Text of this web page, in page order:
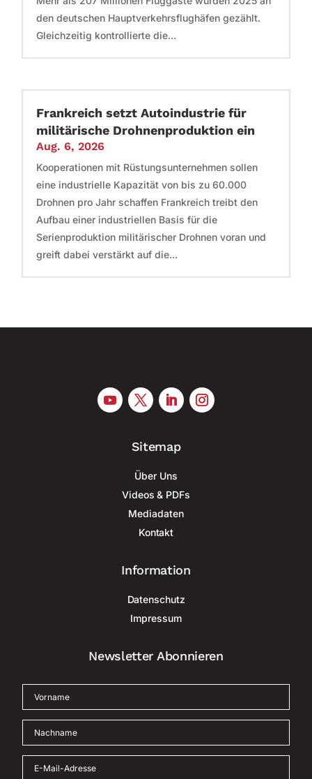
den deutschen Hauptverkehrsflughäfen gezählt.
Gleichzeitig kontrollierte die...
Frankreich setzt Autoindustrie für
militärische Drohnenproduktion ein
Aug. 6, 2026
Kooperationen mit Rüstungsunternehmen sollen
eine industrielle Kapazität von bis zu 60.000
Drohnen pro Jahr schaffen Frankreich treibt den
Aufbau einer industriellen Basis für die
Serienproduktion militärischer Drohnen voran und
greift dabei verstärkt auf die...
Sitemap
Über Uns
Videos & PDFs
Mediadaten
Kontakt
Information
Datenschutz
Impressum
Newsletter Abonnieren